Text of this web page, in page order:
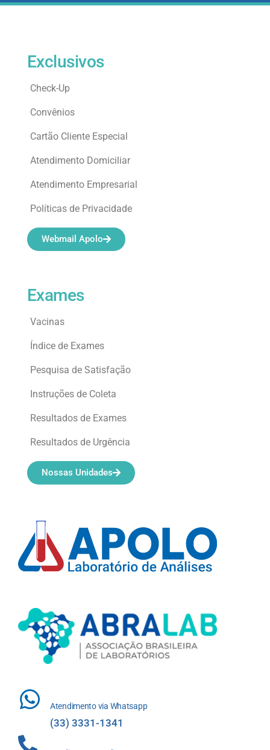
Atendimento via Whatsapp
(33) 3331-1341
Exames
Vacinas
Índice de Exames
Pesquisa de Satisfação
Instruções de Coleta
Resultados de Exames
Resultados de Urgência
Nossas Unidades
Exclusivos
Check-Up
Convênios
Cartão Cliente Especial
Atendimento Domiciliar
Atendimento Empresarial
Políticas de Privacidade
Webmail Apolo